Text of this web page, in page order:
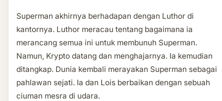
Superman akhirnya berhadapan dengan Luthor di
kantornya. Luthor meracau tentang bagaimana ia
merancang semua ini untuk membunuh Superman.
Namun, Krypto datang dan menghajarnya. Ia kemudian
ditangkap. Dunia kembali merayakan Superman sebagai
pahlawan sejati. Ia dan Lois berbaikan dengan sebuah
ciuman mesra di udara.